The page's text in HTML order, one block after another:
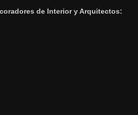
de Interior y Arquitectos: